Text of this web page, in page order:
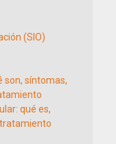
(SIO)
son, síntomas,
qué es,